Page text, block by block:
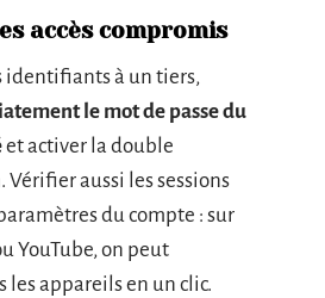
accès compromis
identifiants à un tiers,
le mot de passe du
et activer la double
aussi les sessions
du compte : sur
YouTube, on peut
les appareils en un clic.